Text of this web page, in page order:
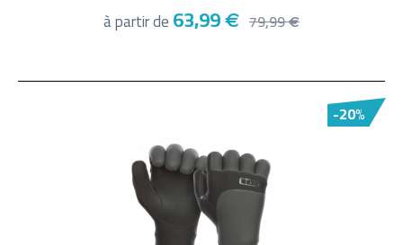
à partir de63,99 € 79,99€
-20%